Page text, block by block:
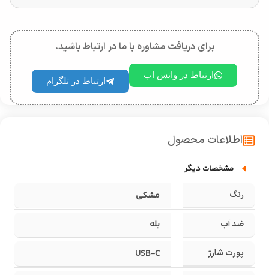
برای دریافت مشاوره با ما در ارتباط باشید.
ارتباط در واتس اپ
ارتباط در تلگرام
اطلاعات محصول
مشخصات دیگر
رنگ مشکی
ضد آب بله
پورت شارژ USB-C